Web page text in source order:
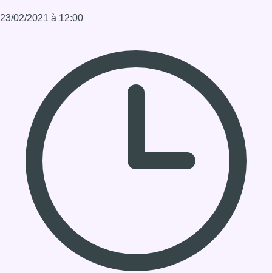
Durée : 1:30:00
Partager l'émission
Facebook
Twitter